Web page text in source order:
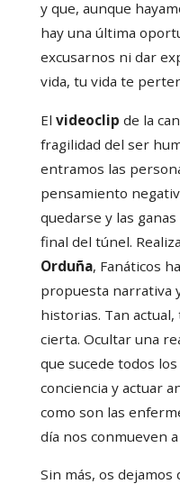
y que, aunque
hay una última
excusarnos ni dar
vida, tu vida te
El videoclip de la
fragilidad del ser
entramos las
pensamiento
quedarse y las
final del túnel.
Orduña, Fanáticos
propuesta narrativa
historias. Tan
cierta. Ocultar una
que sucede todos
conciencia y actuar
como son las
día nos conmueven
Sin más, os